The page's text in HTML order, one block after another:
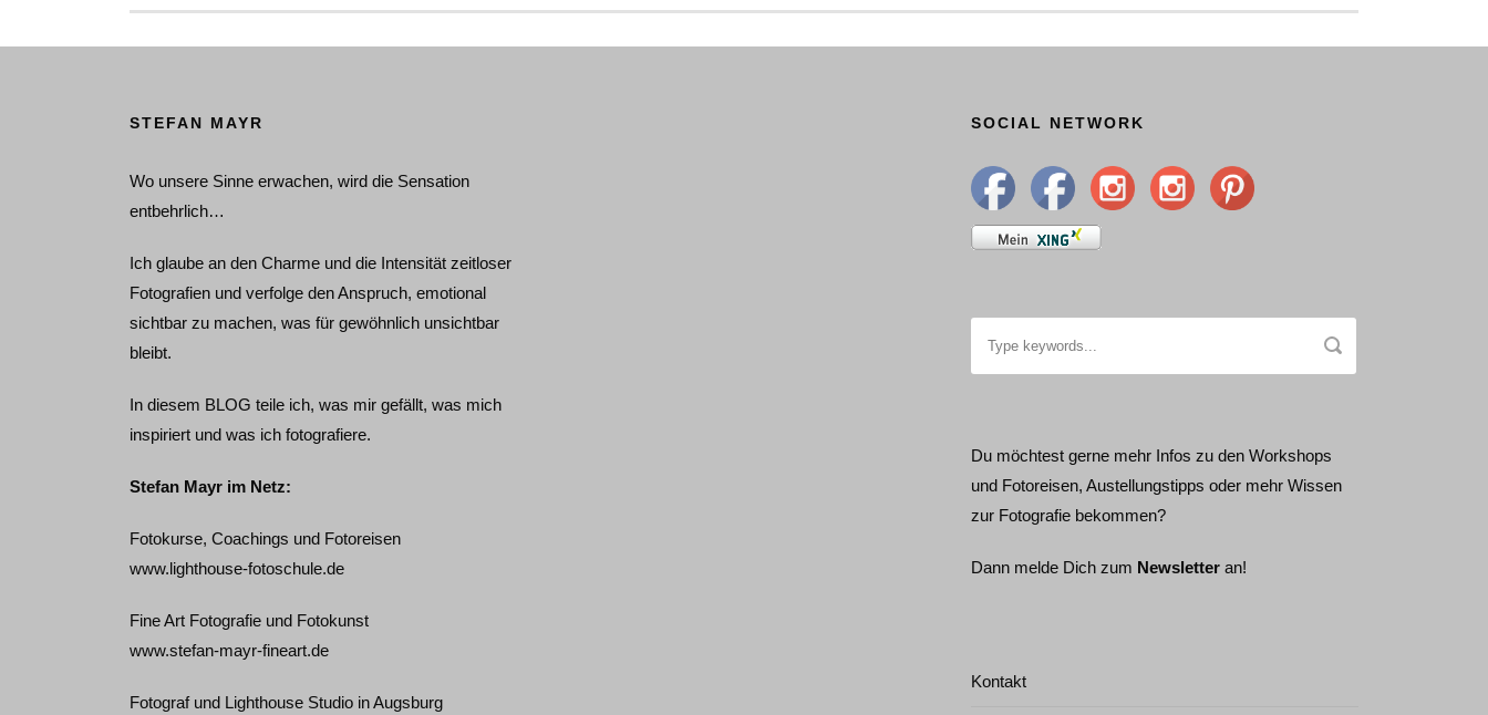
STEFAN MAYR
Wo unsere Sinne erwachen, wird die Sensation
entbehrlich…
Ich glaube an den Charme und die Intensität zeitloser
Fotografien und verfolge den Anspruch, emotional
sichtbar zu machen, was für gewöhnlich unsichtbar
bleibt.
In diesem BLOG teile ich, was mir gefällt, was mich
inspiriert und was ich fotografiere.
Stefan Mayr im Netz:
Fotokurse, Coachings und Fotoreisen
www.lighthouse-fotoschule.de
Fine Art Fotografie und Fotokunst
www.stefan-mayr-fineart.de
Fotograf und Lighthouse Studio in Augsburg
SOCIAL NETWORK
Du möchtest gerne mehr Infos zu den Workshops
und Fotoreisen, Austellungstipps oder mehr Wissen
zur Fotografie bekommen?
Dann melde Dich zum Newsletter an!
Kontakt